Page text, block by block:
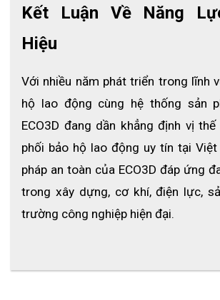
Mũ bảo hộ Thùy Dương
3.3 Thiết kế gờ đỉnh hạn chế va
Phần gờ nổi trên đỉnh mũ giúp phân
chạm hoặc vật rơi từ trên cao, giảm
lên vùng đầu và hạn chế nguy cơ chấn
Quai mũ được làm từ vải bạt bền
Kết Luận Về Năng
Hiệu
Với nhiều năm phát triển trong lĩnh
hộ lao động cùng hệ thống sản
ECO3D đang dần khẳng định vị
phối bảo hộ lao động uy tín tại Việt
pháp an toàn của ECO3D đáp ứng
trong xây dựng, cơ khí, điện lực,
trường công nghiệp hiện đại.